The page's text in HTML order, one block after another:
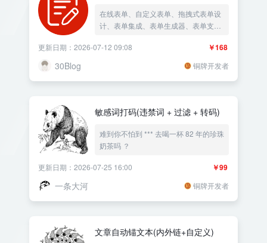
在线表单、自定义表单、拖拽式表单设
计、表单集成、表单生成器、表单支
文章举报、用户举报、问卷调查、在线
反馈、市场调研、单选多选问答、邮件
通知、数据导出、在线投票、客户调
线报名、用户意见收集、产品反馈、表
移动端表单、问卷生成器、客户意见、
电子邮件集成、活动报名
￥168
更新日期：2026-07-12 09:08
30Blog 铜牌开发者
敏感词打码(违禁词 + 过滤 + 转码)
难到你不怕到 *** 去喝一杯 82 年的珍珠
奶茶吗 ？
￥99
更新日期：2026-07-25 16:00
一条大河 铜牌开发者
文章自动锚文本(内外链+自定义)